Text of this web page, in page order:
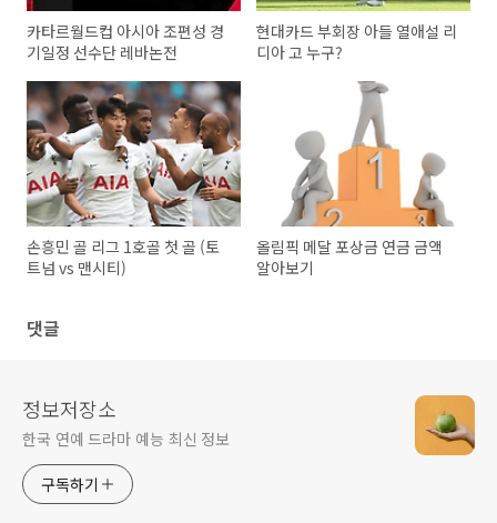
카타르월드컵 아시아 조편성 경
기일정 선수단 레바논전
현대카드 부회장 아들 열애설 리
디아 고 누구?
손흥민 골 리그 1호골 첫 골 (토
트넘 vs 맨시티)
올림픽 메달 포상금 연금 금액
알아보기
댓글
정보저장소
한국 연예 드라마 예능 최신 정보
구독하기